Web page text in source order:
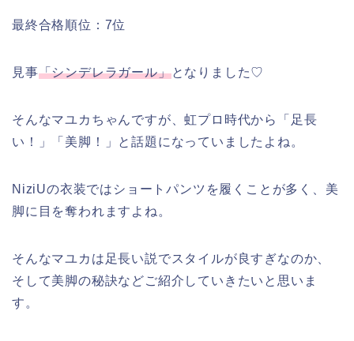
最終合格順位：7位
見事「シンデレラガール」となりました♡
そんなマユカちゃんですが、虹プロ時代から「足長
い！」「美脚！」と話題になっていましたよね。
NiziUの衣装ではショートパンツを履くことが多く、美
脚に目を奪われますよね。
そんなマユカは足長い説でスタイルが良すぎなのか、
そして美脚の秘訣などご紹介していきたいと思いま
す。